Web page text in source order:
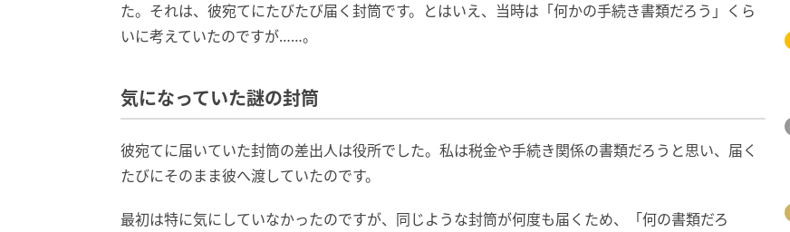
た。それは、彼宛てにたびたび届く封筒です。とはいえ、当時は「何かの手続き書類だろう」くら
いに考えていたのですが……。
気になっていた謎の封筒
彼宛てに届いていた封筒の差出人は役所でした。私は税金や手続き関係の書類だろうと思い、届く
たびにそのまま彼へ渡していたのです。
最初は特に気にしていなかったのですが、同じような封筒が何度も届くため、「何の書類だろ